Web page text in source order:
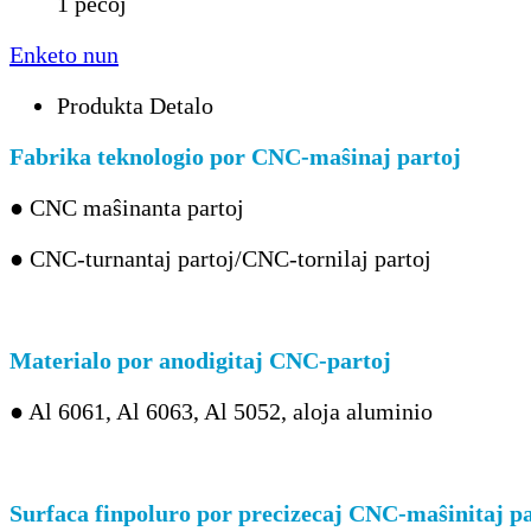
Enketo nun
Produkta Detalo
Fabrika teknologio por CNC-maŝinaj partoj
● CNC maŝinanta partoj
● CNC-turnantaj partoj/CNC-tornilaj partoj
Materialo por anodigitaj CNC-partoj
● Al 6061, Al 6063, Al 5052, aloja aluminio
Surfaca finpoluro por precizecaj CNC-maŝinitaj